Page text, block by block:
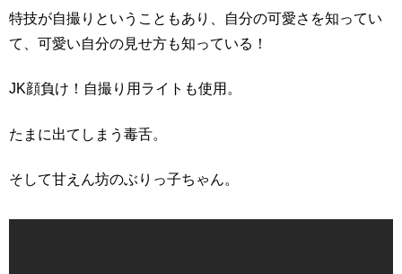
特技が自撮りということもあり、自分の可愛さを知ってい
て、可愛い自分の見せ方も知っている！
JK顔負け！自撮り用ライトも使用。
たまに出てしまう毒舌。
そして甘えん坊のぶりっ子ちゃん。